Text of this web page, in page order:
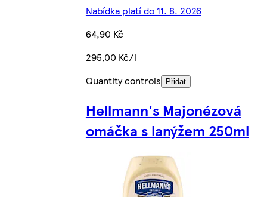
Nabídka platí do 11. 8. 2026
64,90 Kč
295,00 Kč/l
Quantity controls
Přidat
Hellmann's Majonézová
omáčka s lanýžem 250ml